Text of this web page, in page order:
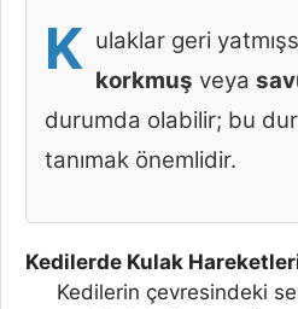
K ulaklar geri
korkmuş veya
durumda olabilir; bu
tanımak önemlidir.
Kedilerde Kulak
Kedilerin çevresindeki